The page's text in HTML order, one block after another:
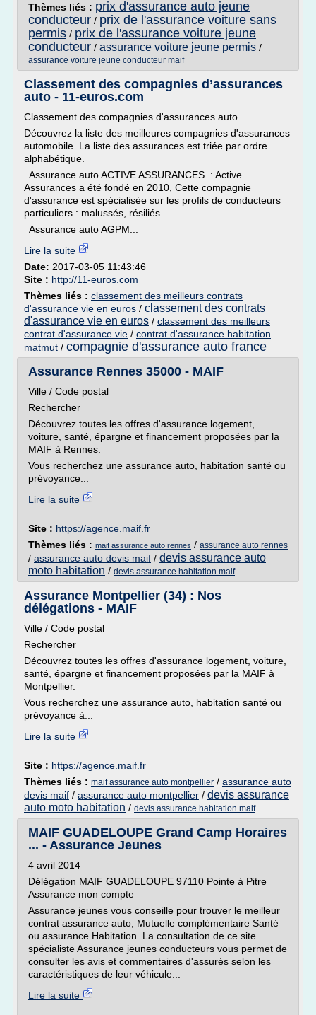
Thèmes liés : prix d'assurance auto jeune
conducteur / prix de l'assurance voiture sans
permis / prix de l'assurance voiture jeune
conducteur / assurance voiture jeune permis /
assurance voiture jeune conducteur maif
Classement des compagnies d’assurances
auto - 11-euros.com
Classement des compagnies d'assurances auto
Découvrez la liste des meilleures compagnies d'assurances
automobile. La liste des assurances est triée par ordre
alphabétique.
Assurance auto ACTIVE ASSURANCES : Active
Assurances a été fondé en 2010, Cette compagnie
d'assurance est spécialisée sur les profils de conducteurs
particuliers : malussés, résiliés...
Assurance auto AGPM...
Lire la suite
Date: 2017-03-05 11:43:46
Site : http://11-euros.com
Thèmes liés : classement des meilleurs contrats
d'assurance vie en euros / classement des contrats
d'assurance vie en euros / classement des meilleurs
contrat d'assurance vie / contrat d'assurance habitation
matmut / compagnie d'assurance auto france
Assurance Rennes 35000 - MAIF
Ville / Code postal
Rechercher
Découvrez toutes les offres d'assurance logement,
voiture, santé, épargne et financement proposées par la
MAIF à Rennes.
Vous recherchez une assurance auto, habitation santé ou
prévoyance...
Lire la suite
Site : https://agence.maif.fr
Thèmes liés : maif assurance auto rennes / assurance auto rennes
/ assurance auto devis maif / devis assurance auto
moto habitation / devis assurance habitation maif
Assurance Montpellier (34) : Nos
délégations - MAIF
Ville / Code postal
Rechercher
Découvrez toutes les offres d'assurance logement, voiture,
santé, épargne et financement proposées par la MAIF à
Montpellier.
Vous recherchez une assurance auto, habitation santé ou
prévoyance à...
Lire la suite
Site : https://agence.maif.fr
Thèmes liés : maif assurance auto montpellier / assurance auto
devis maif / assurance auto montpellier / devis assurance
auto moto habitation / devis assurance habitation maif
MAIF GUADELOUPE Grand Camp Horaires
... - Assurance Jeunes
4 avril 2014
Délégation MAIF GUADELOUPE 97110 Pointe à Pitre
Assurance mon compte
Assurance jeunes vous conseille pour trouver le meilleur
contrat assurance auto, Mutuelle complémentaire Santé
ou assurance Habitation. La consultation de ce site
spécialiste Assurance jeunes conducteurs vous permet de
consulter les avis et commentaires d'assurés selon les
caractéristiques de leur véhicule...
Lire la suite